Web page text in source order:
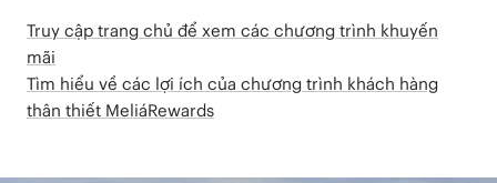
Truy cập trang chủ để xem các chương trình khuyến
mãi
Tìm hiểu về các lợi ích của chương trình khách hàng
thân thiết MeliáRewards